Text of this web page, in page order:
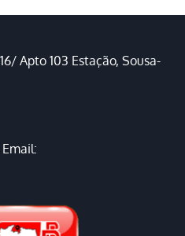
Apto 103 Estação, Sousa-